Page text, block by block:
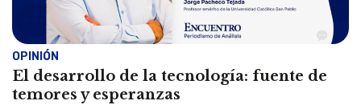
OPINIÓN
El desarrollo de la tecnología: fuente de
temores y esperanzas